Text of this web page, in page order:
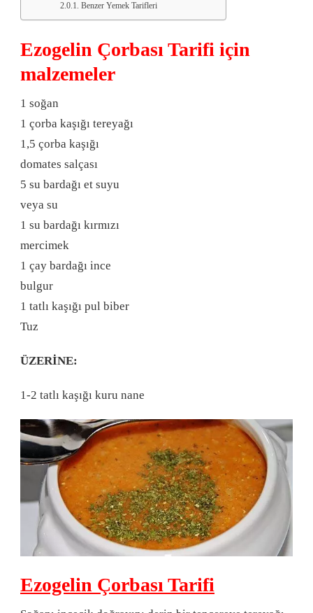
Benzer Yemek Tarifleri
Ezogelin Çorbası Tarifi için
malzemeler
1 soğan
1 çorba kaşığı tereyağı
1,5 çorba kaşığı
domates salçası
5 su bardağı et suyu
veya su
1 su bardağı kırmızı
mercimek
1 çay bardağı ince
bulgur
1 tatlı kaşığı pul biber
Tuz
ÜZERİNE:
1-2 tatlı kaşığı kuru nane
Ezogelin Çorbası Tarifi